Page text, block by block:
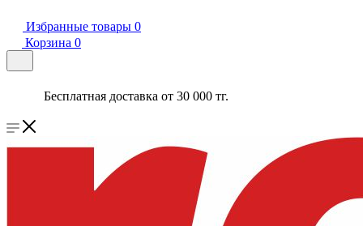
Избранные товары 0
Корзина 0
Бесплатная доставка от 30 000 тг.